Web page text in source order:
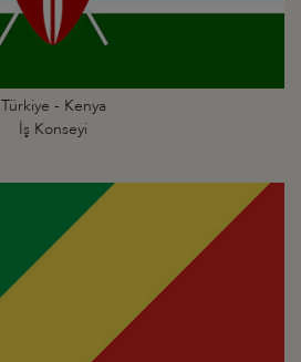
Türkiye - Kenya
İş Konseyi